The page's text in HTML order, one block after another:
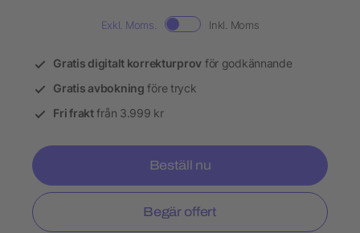
Exkl. Moms. Inkl. Moms
Gratis digitalt korrekturprov för godkännande
Gratis avbokning före tryck
Fri fraktfrån 3.999 kr
Beställ nu
Begär offert